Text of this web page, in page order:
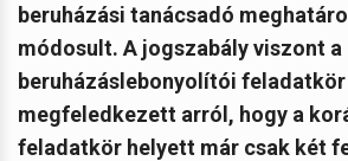
beruházási tanácsadó
módosult. A jogszabály viszont a
beruházáslebonyolítói
megfeledkezett arról, hogy a
feladatkör helyett már csak két